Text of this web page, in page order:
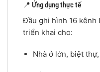
📍 Ứng dụng thực tế
Đầu ghi hình 16 kênh
triển khai cho:
Nhà ở lớn, biệt